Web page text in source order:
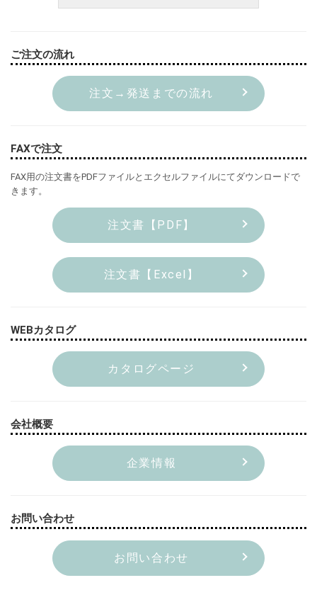
ご注文の流れ
注文→発送までの流れ
FAXで注文
FAX用の注文書をPDFファイルとエクセルファイルにてダウンロードで
きます。
注文書【PDF】
注文書【Excel】
WEBカタログ
カタログページ
会社概要
企業情報
お問い合わせ
お問い合わせ